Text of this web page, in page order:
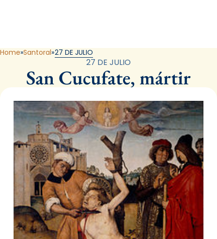
Home Santoral 27 DE JULIO
27 DE JULIO
San Cucufate, mártir